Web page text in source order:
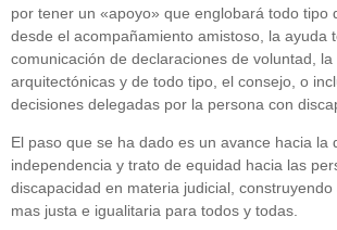
por tener un «apoyo» que englobará todo tipo
desde el acompañamiento amistoso, la ayuda
comunicación de declaraciones de voluntad,
arquitectónicas y de todo tipo, el consejo, o
decisiones delegadas por la persona con
El paso que se ha dado es un avance hacia la
independencia y trato de equidad hacia las
discapacidad en materia judicial,
mas justa e igualitaria para todos y todas.